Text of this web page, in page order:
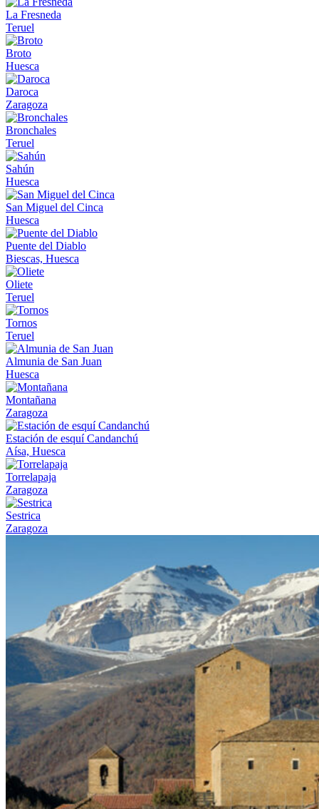
La Fresneda
Teruel
Broto
Huesca
Daroca
Zaragoza
Bronchales
Teruel
Sahún
Huesca
San Miguel del Cinca
Huesca
Puente del Diablo
Biescas, Huesca
Oliete
Teruel
Tornos
Teruel
Almunia de San Juan
Huesca
Montañana
Zaragoza
Estación de esquí Candanchú
Aísa, Huesca
Torrelapaja
Zaragoza
Sestrica
Zaragoza